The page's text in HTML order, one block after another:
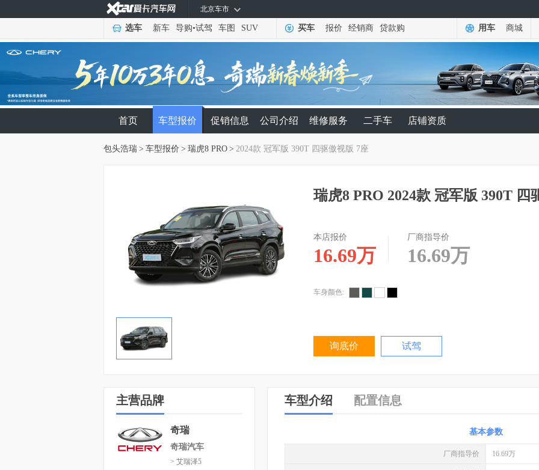
北京车市
选车 新车 导购•试驾 车图 SUV 买车 报价 经销商 贷款购 用车 商城
首页 车型报价 促销信息 公司介绍 维修服务 二手车 店铺资质
包头浩瑞 > 车型报价 > 瑞虎8 PRO > 2024款 冠军版 390T 四驱傲视版 7座
瑞虎8 PRO 2024款 冠军版 390T
本店报价
16.69万
厂商指导价
16.69万
车身颜色:
询底价 试驾
主营品牌
奇瑞
奇瑞汽车
> 艾瑞泽5
车型介绍 配置信息
基本参数
厂商指导价 16.69万